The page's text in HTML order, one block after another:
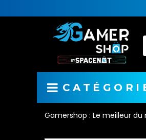
Gamershop : Le meilleur